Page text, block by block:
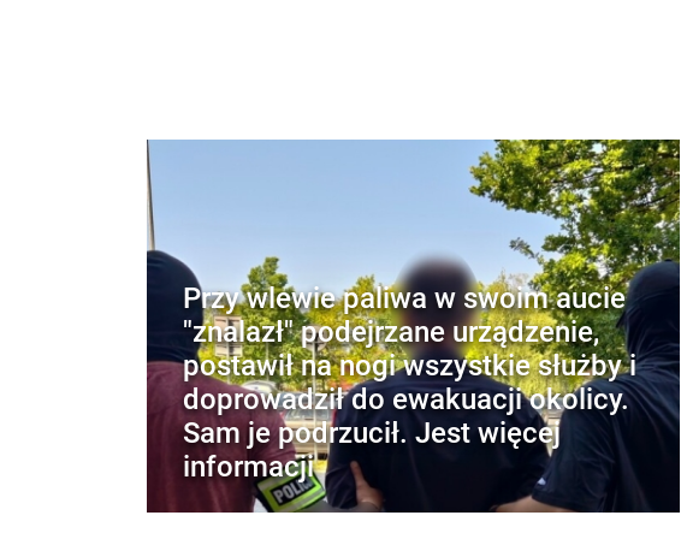
Przy wlewie paliwa w swoim aucie
"znalazł" podejrzane urządzenie,
postawił na nogi wszystkie służby i
doprowadził do ewakuacji okolicy.
Sam je podrzucił. Jest więcej
informacji